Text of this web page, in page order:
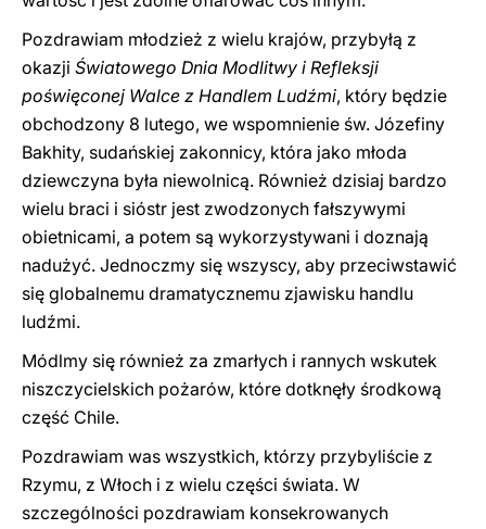
Pozdrawiam młodzież z wielu krajów, przybyłą z
okazji Światowego Dnia Modlitwy i Refleksji
poświęconej Walce z Handlem Ludźmi, który będzie
obchodzony 8 lutego, we wspomnienie św. Józefiny
Bakhity, sudańskiej zakonnicy, która jako młoda
dziewczyna była niewolnicą. Również dzisiaj bardzo
wielu braci i sióstr jest zwodzonych fałszywymi
obietnicami, a potem są wykorzystywani i doznają
nadużyć. Jednoczmy się wszyscy, aby przeciwstawić
się globalnemu dramatycznemu zjawisku handlu
ludźmi.
Módlmy się również za zmarłych i rannych wskutek
niszczycielskich pożarów, które dotknęły środkową
część Chile.
Pozdrawiam was wszystkich, którzy przybyliście z
Rzymu, z Włoch i z wielu części świata. W
szczególności pozdrawiam konsekrowanych